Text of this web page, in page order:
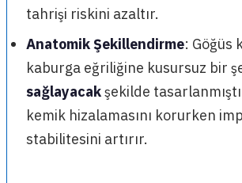
tahrişi riskini azaltır.
Anatomik Şekillendirme: Göğüs
kaburga eğriliğine kusursuz bir
sağlayacakşekilde
kemik hizalamasını korurken
stabilitesini artırır.